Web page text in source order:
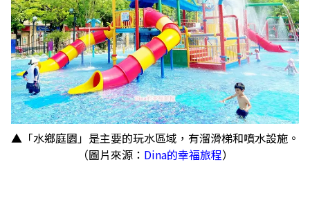
▲「水鄉庭園」是主要的玩水區域，有溜滑梯和噴水設施。
（圖片來源： Dina的幸福旅程）